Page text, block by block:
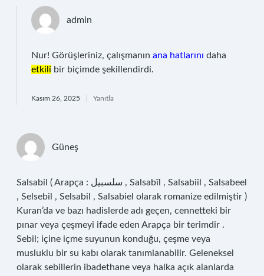
admin
Nur! Görüşleriniz, çalışmanın ana hatlarını daha
etkili bir biçimde şekillendirdi.
Kasım 26, 2025 Yanıtla
Güneş
Salsabil ( Arapça : سلسبيل , Salsabīl , Salsabiil , Salsabeel
, Selsebil , Selsabil , Salsabiel olarak romanize edilmiştir )
Kuran’da ve bazı hadislerde adı geçen, cennetteki bir
pınar veya çeşmeyi ifade eden Arapça bir terimdir .
Sebil; içine içme suyunun konduğu, çeşme veya
musluklu bir su kabı olarak tanımlanabilir. Geleneksel
olarak sebillerin ibadethane veya halka açık alanlarda